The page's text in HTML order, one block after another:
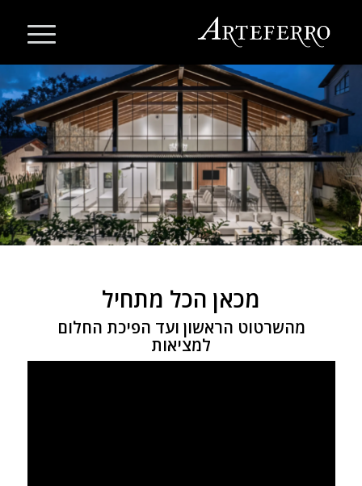
מכאן הכל מתחיל
מהשרטוט הראשון ועד הפיכת החלום
למציאות